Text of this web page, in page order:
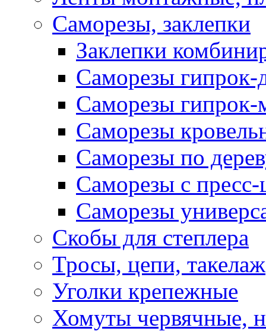
Саморезы, заклепки
Заклепки
Саморезы гипрок-
Саморезы гипрок-
Саморезы
Саморезы по
Саморезы с
Саморезы
Скобы для степлера
Тросы, цепи, такелаж
Уголки крепежные
Хомуты червячные,